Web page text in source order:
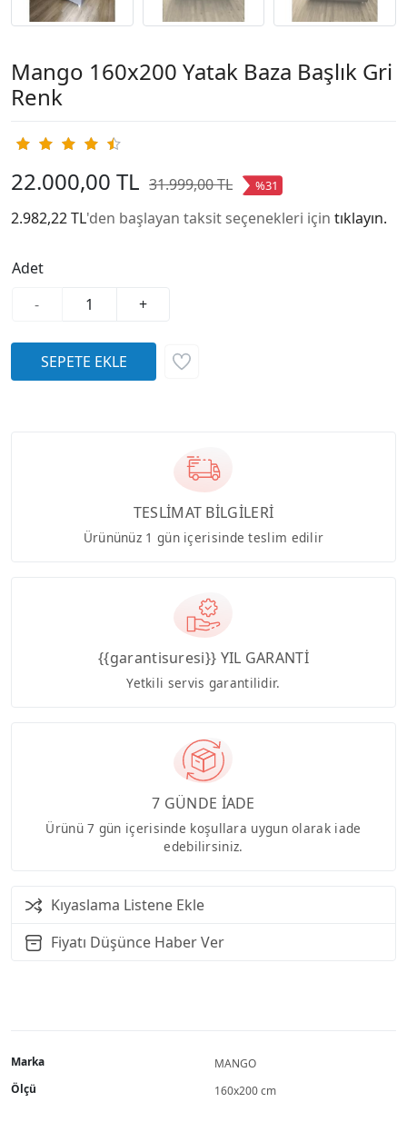
Mango 160x200 Yatak Baza Başlık Gri
Renk
22.000,00 TL 31.999,00 TL %31
2.982,22 TL'den başlayan taksit seçenekleri için tıklayın.
Adet
-
+
TESLİMAT BİLGİLERİ
Ürününüz 1 gün içerisinde teslim edilir
{{garantisuresi}} YIL GARANTİ
Yetkili servis garantilidir.
7 GÜNDE İADE
Ürünü 7 gün içerisinde koşullara uygun olarak iade
edebilirsiniz.
Kıyaslama Listene Ekle
Fiyatı Düşünce Haber Ver
Marka
MANGO
Ölçü
160x200 cm